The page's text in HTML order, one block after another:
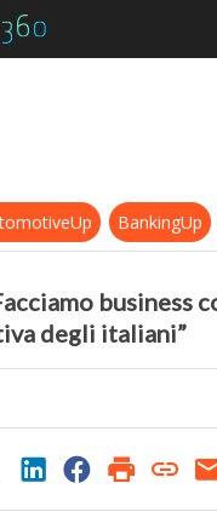
Sportboom:
BankingUp
business
degli italiani”